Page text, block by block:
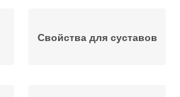
Свойства для суставов